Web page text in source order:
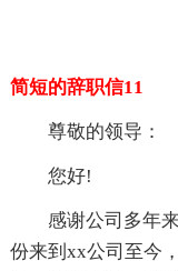
简短的辞职信11
尊敬的领导：
您好!
感谢公司多年
份来到xx公司至今